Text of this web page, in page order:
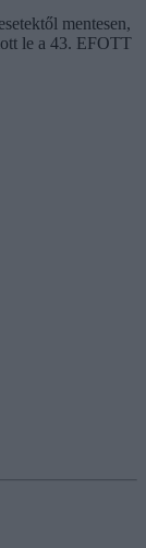
mentesen,
le a 43. EFOTT